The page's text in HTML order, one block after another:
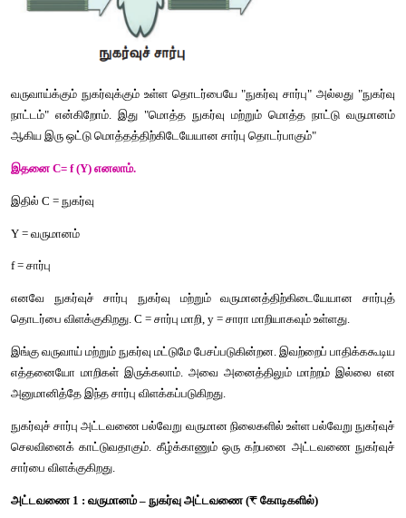
1. நுகர்வுச் சார்பின் பொருள்
வருவாய்க்கும் நுகர்வுக்கும் உள்ள தொடர்பையே "நுகர்வு சார்பு"
நாட்டம்" என்கிறோம். இது "மொத்த நுகர்வு மற்றும் மொத்த
ஆகிய இரு ஒட்டு மொத்தத்திற்கிடேயேயான சார்பு தொடர்பாகும்"
இதனை C= f (Y) எனலாம்.
Y = வருமானம்